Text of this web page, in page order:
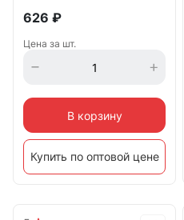
626 ₽
Цена за шт.
В корзину
Купить по оптовой цене